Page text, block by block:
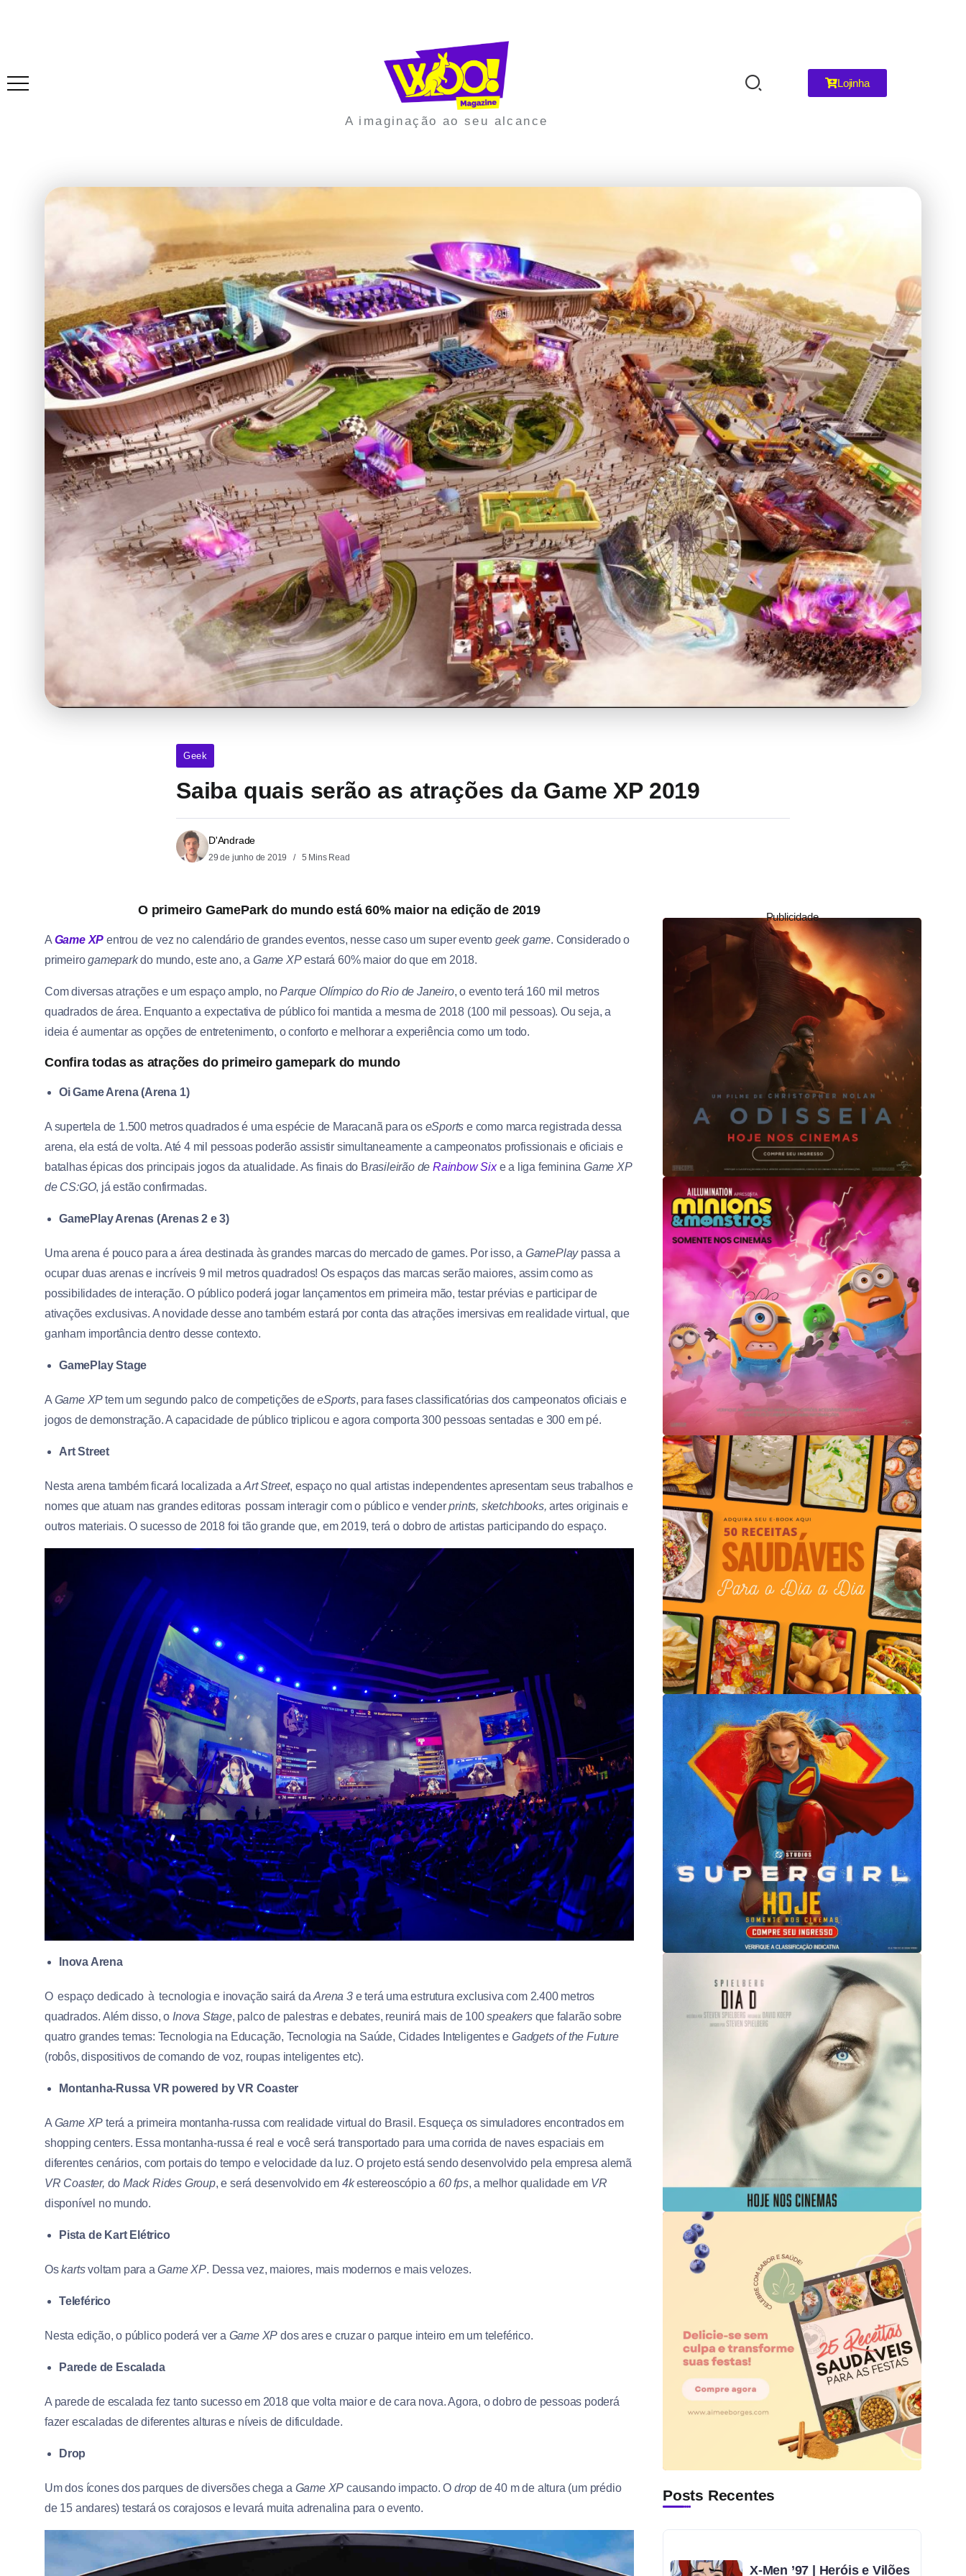
A imaginação ao seu alcance
Lojinha
Geek
Saiba quais serão as atrações da Game XP 2019
D'Andrade
29 de junho de 2019 5 Mins Read
O primeiro GamePark do mundo está 60% maior na edição de 2019
A Game XP entrou de vez no calendário de grandes eventos, nesse caso um super eventogeek game. Considerado o
primeirogameparkdo mundo, este ano, aGame XPestará 60% maior do que em 2018.
Com diversas atrações e um espaço amplo, noParque Olímpico do Rio de Janeiro, o evento terá 160 mil metros
quadrados de área. Enquanto a expectativa de público foi mantida a mesma de 2018 (100 mil pessoas). Ou seja, a
ideia é aumentar as opções de entretenimento, o conforto e melhorar a experiência como um todo.
Confira todas as atrações do primeiro gamepark do mundo
Oi Game Arena (Arena 1)
A supertela de 1.500 metros quadrados é uma espécie de Maracanã para os eSports e como marca registrada dessa
arena, ela está de volta. Até 4 mil pessoas poderão assistir simultaneamente a campeonatos profissionais e oficiais e
batalhas épicas dos principais jogos da atualidade. As finais do Brasileirão deRainbow Sixe a liga femininaGame XP
de CS:GO, já estão confirmadas.
GamePlay Arenas (Arenas 2 e 3)
Uma arena é pouco para a área destinada às grandes marcas do mercado de games. Por isso, a GamePlaypassa a
ocupar duas arenas e incríveis 9 mil metros quadrados! Os espaços das marcas serão maiores, assim como as
possibilidades de interação. O público poderá jogar lançamentos em primeira mão, testar prévias e participar de
ativações exclusivas. A novidade desse ano também estará por conta das atrações imersivas em realidade virtual, que
ganham importância dentro desse contexto.
GamePlay Stage
A Game XPtem um segundo palco de competições deeSports, para fases classificatórias dos campeonatos oficiais e
jogos de demonstração. A capacidade de público triplicou e agora comporta 300 pessoas sentadas e 300 em pé.
Art Street
Nesta arena também ficará localizada aArt Street, espaço no qual artistas independentes apresentam seus trabalhos e
nomes que atuam nas grandes editoras possam interagir com o público e venderprints, sketchbooks, artes originais e
outros materiais. O sucesso de 2018 foi tão grande que, em 2019, terá o dobro de artistas participando do espaço.
Inova Arena
O espaço dedicado à tecnologia e inovação sairá daArena 3e terá uma estrutura exclusiva com 2.400 metros
quadrados. Além disso, o Inova Stage, palco de palestras e debates, reunirá mais de 100speakersque falarão sobre
quatro grandes temas: Tecnologia na Educação, Tecnologia na Saúde, Cidades Inteligentes e Gadgets of the Future
(robôs, dispositivos de comando de voz, roupas inteligentes etc).
Montanha-Russa VR powered by VR Coaster
A Game XP terá a primeira montanha-russa com realidade virtual do Brasil. Esqueça os simuladores encontrados em
shopping centers. Essa montanha-russa é real e você será transportado para uma corrida de naves espaciais em
diferentes cenários, com portais do tempo e velocidade da luz. O projeto está sendo desenvolvido pela empresa alemã
VR Coaster, doMack Rides Group, e será desenvolvido em 4kestereoscópio a 60 fps, a melhor qualidade em VR
disponível no mundo.
Pista de Kart Elétrico
Oskartsvoltam para aGame XP. Dessa vez, maiores, mais modernos e mais velozes.
Teleférico
Nesta edição, o público poderá ver a Game XP dos ares e cruzar o parque inteiro em um teleférico.
Parede de Escalada
A parede de escalada fez tanto sucesso em 2018 que volta maior e de cara nova. Agora, o dobro de pessoas poderá
fazer escaladas de diferentes alturas e níveis de dificuldade.
Drop
Um dos ícones dos parques de diversões chega a Game XP causando impacto. Odrop de 40 m de altura (um prédio
de 15 andares) testará os corajosos e levará muita adrenalina para o evento.
Publicidade
Posts Recentes
X-Men ’97 | Heróis e Vilões